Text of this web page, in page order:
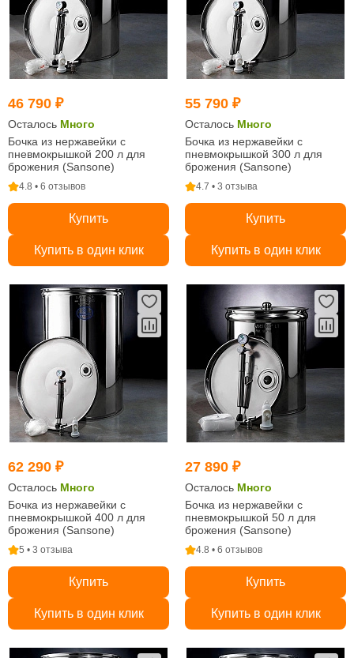
46 790 ₽
Осталось Много
Бочка из нержавейки с
пневмокрышкой 200 л для
брожения (Sansone)
4.8 • 6 отзывов
Купить
Купить в один клик
55 790 ₽
Осталось Много
Бочка из нержавейки с
пневмокрышкой 300 л для
брожения (Sansone)
4.7 • 3 отзыва
Купить
Купить в один клик
62 290 ₽
Осталось Много
Бочка из нержавейки с
пневмокрышкой 400 л для
брожения (Sansone)
5 • 3 отзыва
Купить
Купить в один клик
27 890 ₽
Осталось Много
Бочка из нержавейки с
пневмокрышкой 50 л для
брожения (Sansone)
4.8 • 6 отзывов
Купить
Купить в один клик